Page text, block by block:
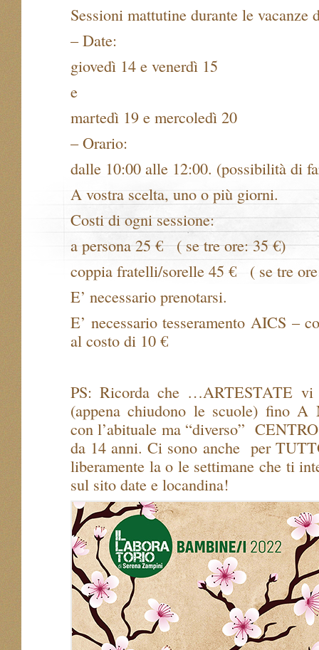
Sessioni mattutine durante le
– Date:
giovedì 14 e venerdì 15
e
martedì 19 e mercoledì 20
– Orario:
dalle 10:00 alle 12:00. (possibilità di
A vostra scelta, uno o più giorni.
Costi di ogni sessione:
a persona 25 €
( se tre ore: 35 €)
coppia fratelli/sorelle 45 €
( se tre
E’ necessario prenotarsi.
E’ necessario tesseramento AICS –
al costo di 10 €
PS: Ricorda che …ARTESTATE vi
(appena chiudono le scuole) fino A
con l’abituale ma “diverso”
da 14 anni. Ci sono anche per
liberamente la o le settimane che ti
sul sito date e locandina!